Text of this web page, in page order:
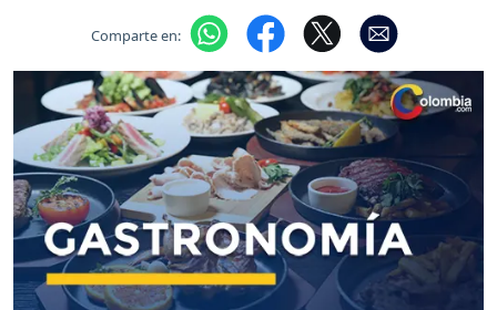
Comparte en: